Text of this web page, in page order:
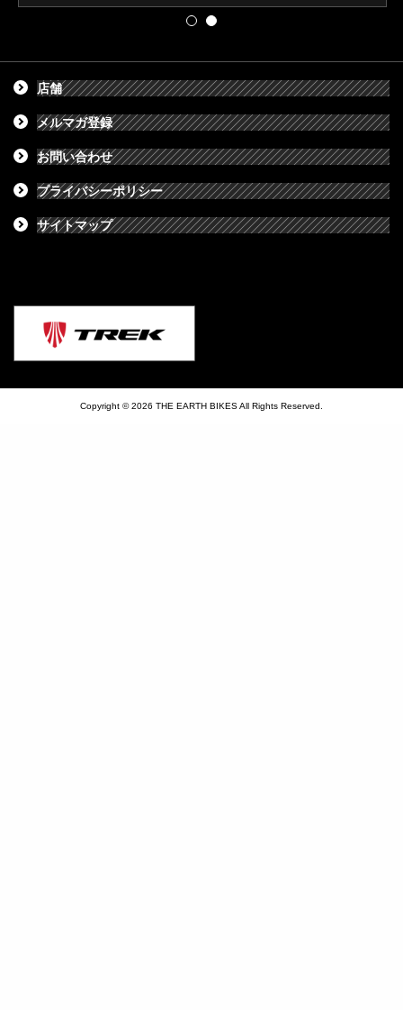
店舗
メルマガ登録
お問い合わせ
プライバシーポリシー
サイトマップ
Copyright © 2026 THE EARTH BIKES All Rights Reserved.